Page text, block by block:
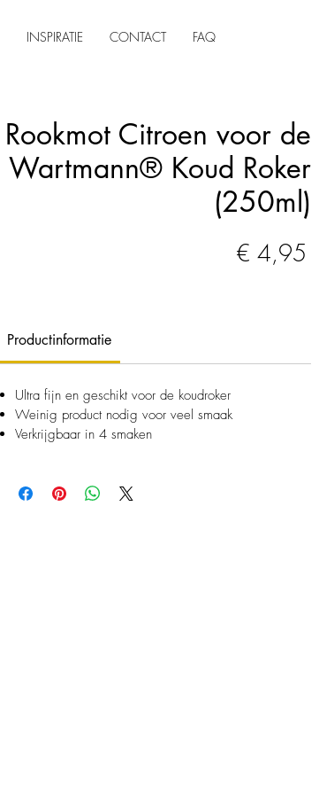
INSPIRATIE CONTACT FAQ
Rookmot Citroen voor de
Wartmann® Koud Roker
(250ml)
€ 4,95
Productinformatie
Ultra fijn en geschikt voor de koudroker
Weinig product nodig voor veel smaak
Verkrijgbaar in 4 smaken